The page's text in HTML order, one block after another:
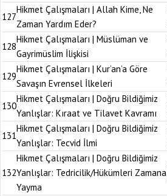
127
Hikmet Çalışmaları | Allah Kime, Ne
Zaman Yardım Eder?
128
Hikmet Çalışmaları | Müslüman ve
Gayrimüslim İlişkisi
129
Hikmet Çalışmaları | Kur’an’a Göre
Savaşın Evrensel İlkeleri
130
Hikmet Çalışmaları | Doğru Bildiğimiz
Yanlışlar: Kıraat ve Tilavet Kavramı
131
Hikmet Çalışmaları | Doğru Bildiğimiz
Yanlışlar: Tecvid İlmi
132
Hikmet Çalışmaları | Doğru Bildiğimiz
Yanlışlar: Tedricilik/Hükümleri Zamana
Yayma